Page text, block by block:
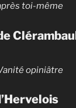
toi-même
opiniâtre